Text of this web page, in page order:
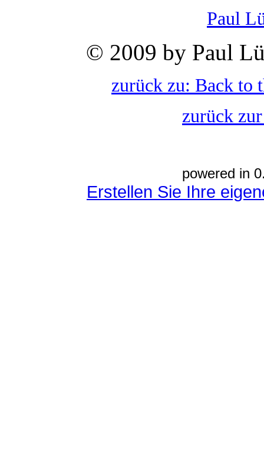
Paul
© 2009 by Paul
zurück zu: Back to
zurück
powered in
Erstellen Sie Ihre